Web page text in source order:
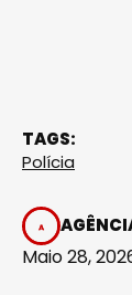
TAGS:
Polícia
Maio 28,